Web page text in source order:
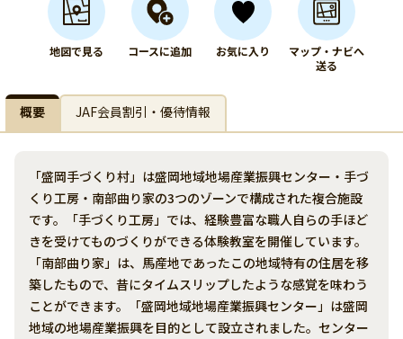
地図で見る コースに追加 お気に入り
マップ・ナビへ
送る
概要 JAF会員割引・優待情報
「盛岡手づくり村」は盛岡地域地場産業振興センター・手づ
くり工房・南部曲り家の3つのゾーンで構成された複合施設
です。「手づくり工房」では、経験豊富な職人自らの手ほど
きを受けてものづくりができる体験教室を開催しています。
「南部曲り家」は、馬産地であったこの地域特有の住居を移
築したもので、昔にタイムスリップしたような感覚を味わう
ことができます。「盛岡地域地場産業振興センター」は盛岡
地域の地場産業振興を目的として設立されました。センター